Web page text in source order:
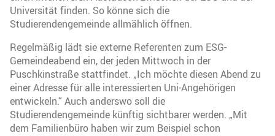
Universität finden. So könne sich die
Studierendengemeinde allmählich öffnen.
Regelmäßig lädt sie externe Referenten zum ESG-
Gemeindeabend ein, der jeden Mittwoch in der
Puschkinstraße stattfindet. „Ich möchte diesen Abend zu
einer Adresse für alle interessierten Uni-Angehörigen
entwickeln.“ Auch anderswo soll die
Studierendengemeinde künftig sichtbarer werden. „Mit
dem Familienbüro haben wir zum Beispiel schon